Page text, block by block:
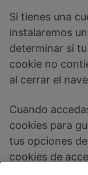
Si tienes una
instalaremos
determinar si
cookie no
al cerrar el
Cuando
cookies para
tus opciones
cookies de